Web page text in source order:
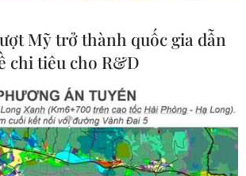
tại Sơn Trà: Xuyên
nạn nhân còn lại
Mỹ trở thành quốc gia dẫn
chi tiêu cho R&D